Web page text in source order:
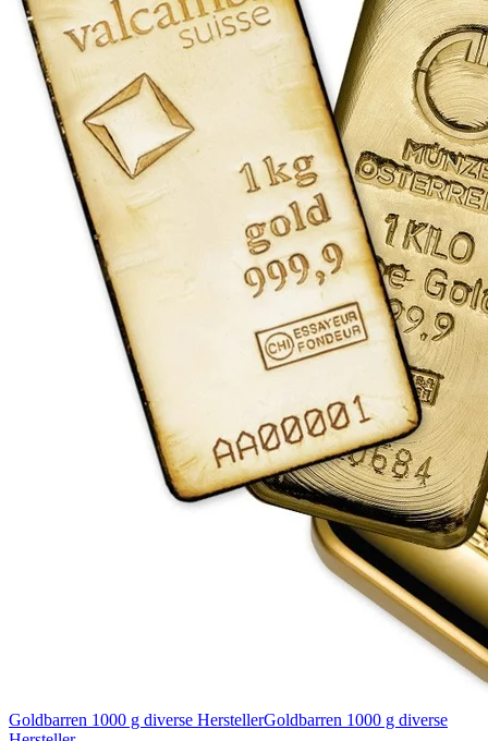
Goldbarren 1000 g diverse HerstellerGoldbarren 1000 g diverse